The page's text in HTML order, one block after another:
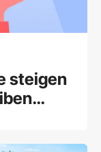
steigen